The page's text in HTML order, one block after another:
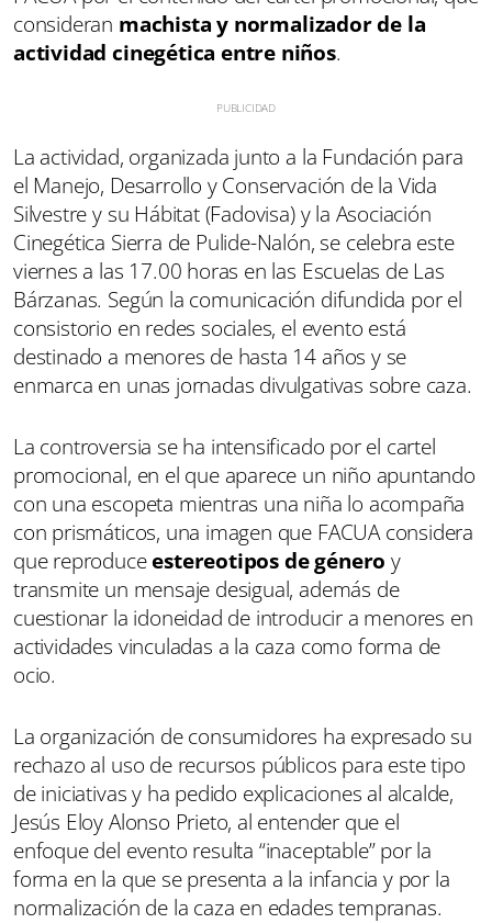
consideran machista y normalizador de la
actividad cinegética entre niños.
La actividad, organizada junto a la Fundación para
el Manejo, Desarrollo y Conservación de la Vida
Silvestre y su Hábitat (Fadovisa) y la Asociación
Cinegética Sierra de Pulide-Nalón, se celebra este
viernes a las 17.00 horas en las Escuelas de Las
Bárzanas. Según la comunicación difundida por el
consistorio en redes sociales, el evento está
destinado a menores de hasta 14 años y se
enmarca en unas jornadas divulgativas sobre caza.
La controversia se ha intensificado por el cartel
promocional, en el que aparece un niño apuntando
con una escopeta mientras una niña lo acompaña
con prismáticos, una imagen que FACUA considera
que reproduceestereotipos de género y
transmite un mensaje desigual, además de
cuestionar la idoneidad de introducir a menores en
actividades vinculadas a la caza como forma de
ocio.
La organización de consumidores ha expresado su
rechazo al uso de recursos públicos para este tipo
de iniciativas y ha pedido explicaciones al alcalde,
Jesús Eloy Alonso Prieto, al entender que el
enfoque del evento resulta “inaceptable” por la
forma en la que se presenta a la infancia y por la
normalización de la caza en edades tempranas.